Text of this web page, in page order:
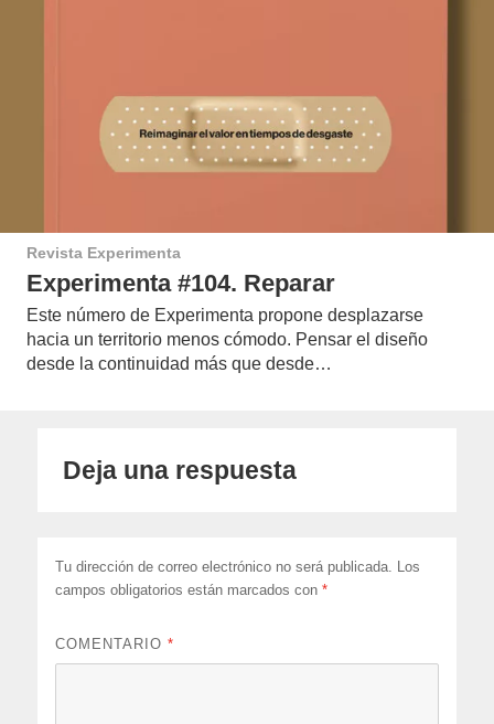
Revista Experimenta
Experimenta #104. Reparar
Este número de Experimenta propone desplazarse
hacia un territorio menos cómodo. Pensar el diseño
desde la continuidad más que desde…
Deja una respuesta
Tu dirección de correo electrónico no será publicada. Los
campos obligatorios están marcados con*
COMENTARIO*